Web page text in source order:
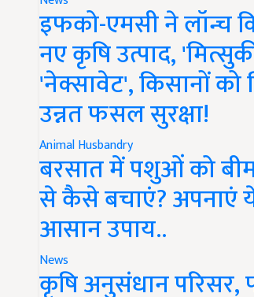
इफको-एमसी ने लॉन्च
नए कृषि उत्पाद,
'नेक्सावेट', किसानों को
उन्नत फसल सुरक्षा!
Animal Husbandry
बरसात में पशुओं को
से कैसे बचाएं? अपनाएं
आसान उपाय..
News
कृषि अनुसंधान परिसर,